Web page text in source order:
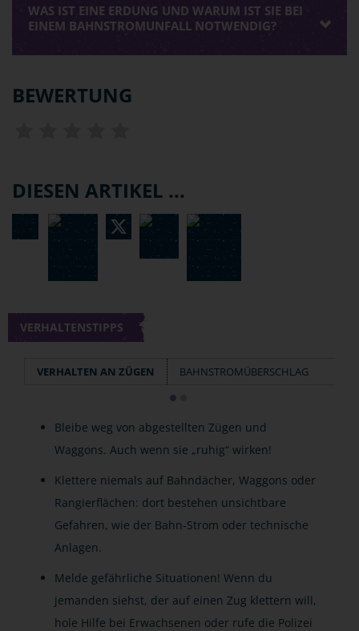
WAS IST EINE ERDUNG UND WARUM IST SIE BEI
EINEM BAHNSTROMUNFALL NOTWENDIG?
BEWERTUNG
DIESEN ARTIKEL ...
VERHALTENSTIPPS
VERHALTEN AN ZÜGEN BAHNSTROMÜBERSCHLAG
Bleibe weg von abgestellten Zügen und
Waggons. Auch wenn sie „ruhig“ wirken!
Klettere niemals auf Bahndächer, Waggons oder
Rangierflächen: dort bestehen unsichtbare
Gefahren, wie der Bahn-Strom oder technische
Anlagen.
Melde gefährliche Situationen! Wenn du
jemanden siehst, der auf einen Zug klettern will,
hole Hilfe bei Erwachsenen oder rufe die Polizei